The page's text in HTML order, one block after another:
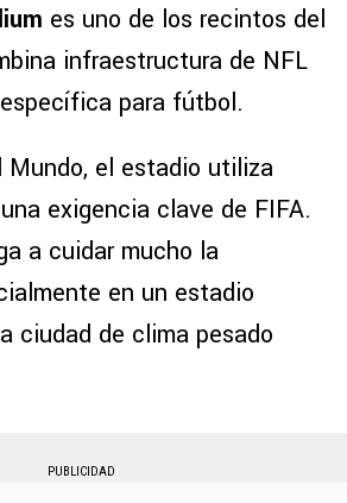
es uno de los recintos del
infraestructura de NFL
para fútbol.
Mundo, el estadio utiliza
exigencia clave de FIFA.
a cuidar mucho la
en un estadio
ciudad de clima pesado
PUBLICIDAD